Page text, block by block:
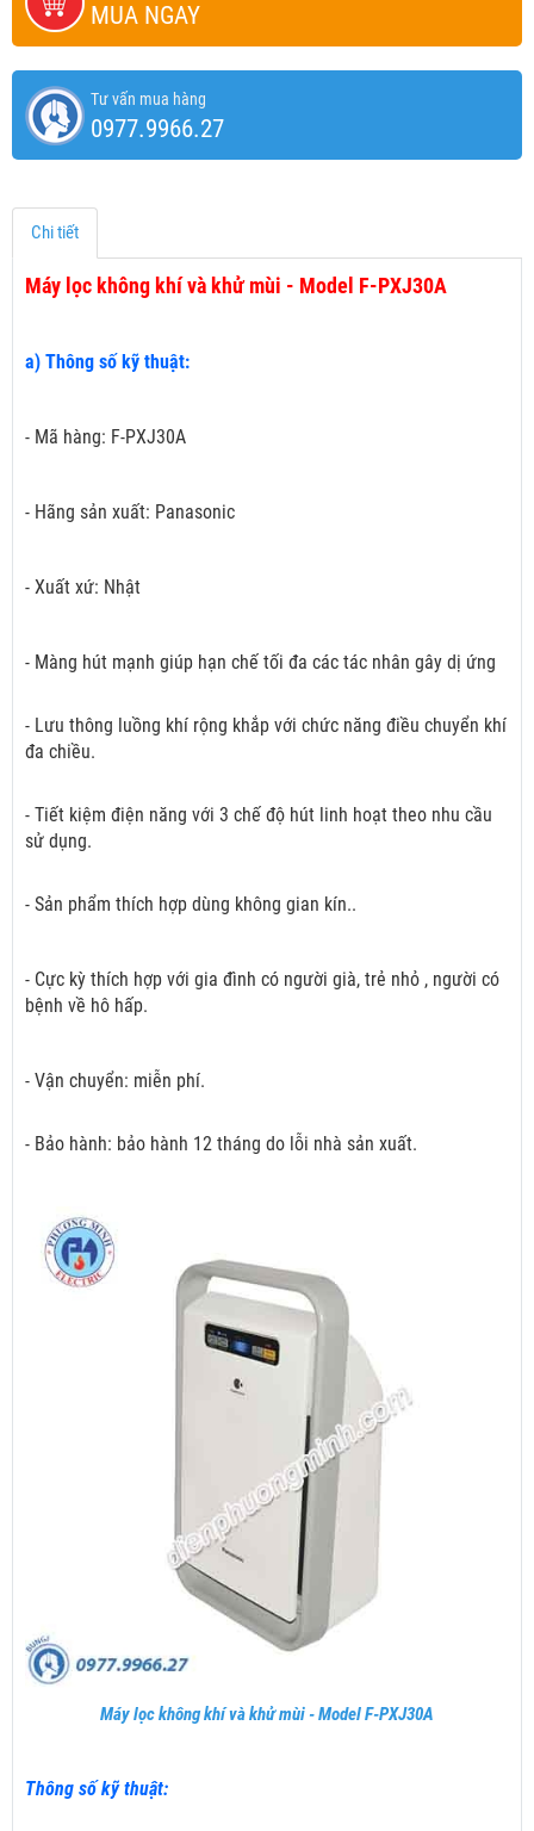
MUA NGAY
Tư vấn mua hàng
0977.9966.27
Chi tiết
Máy lọc không khí và khử mùi - Model F-PXJ30A
a) Thông số kỹ thuật:
- Mã hàng: F-PXJ30A
- Hãng sản xuất: Panasonic
- Xuất xứ: Nhật
- Màng hút mạnh giúp hạn chế tối đa các tác nhân gây dị ứng
- Lưu thông luồng khí rộng khắp với chức năng điều chuyển khí
đa chiều.
- Tiết kiệm điện năng với 3 chế độ hút linh hoạt theo nhu cầu
sử dụng.
- Sản phẩm thích hợp dùng không gian kín..
- Cực kỳ thích hợp với gia đình có người già, trẻ nhỏ , người có
bệnh về hô hấp.
- Vận chuyển: miễn phí.
- Bảo hành: bảo hành 12 tháng do lỗi nhà sản xuất.
Máy lọc không khí và khử mùi - Model F-PXJ30A
Thông số kỹ thuật: